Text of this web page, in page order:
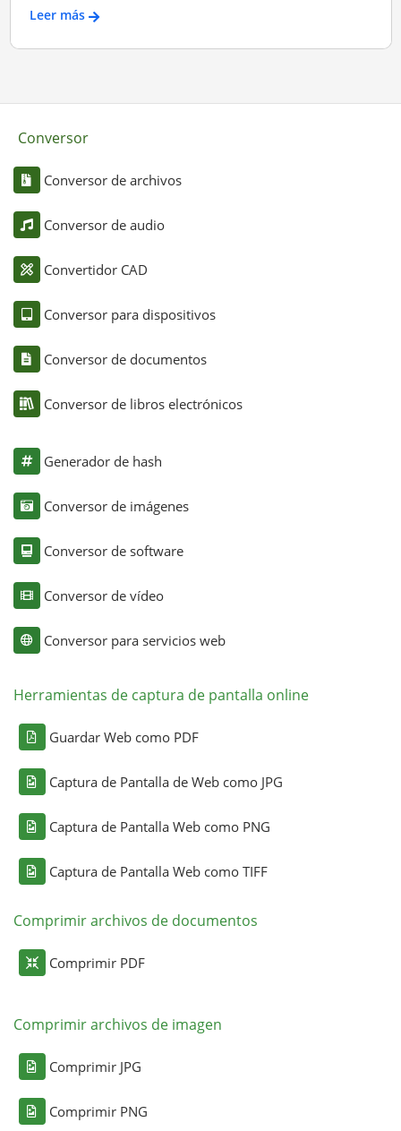
Leer más
Conversor
Conversor de archivos
Conversor de audio
Convertidor CAD
Conversor para dispositivos
Conversor de documentos
Conversor de libros electrónicos
Generador de hash
Conversor de imágenes
Conversor de software
Conversor de vídeo
Conversor para servicios web
Herramientas de captura de pantalla online
Guardar Web como PDF
Captura de Pantalla de Web como JPG
Captura de Pantalla Web como PNG
Captura de Pantalla Web como TIFF
Comprimir archivos de documentos
Comprimir PDF
Comprimir archivos de imagen
Comprimir JPG
Comprimir PNG